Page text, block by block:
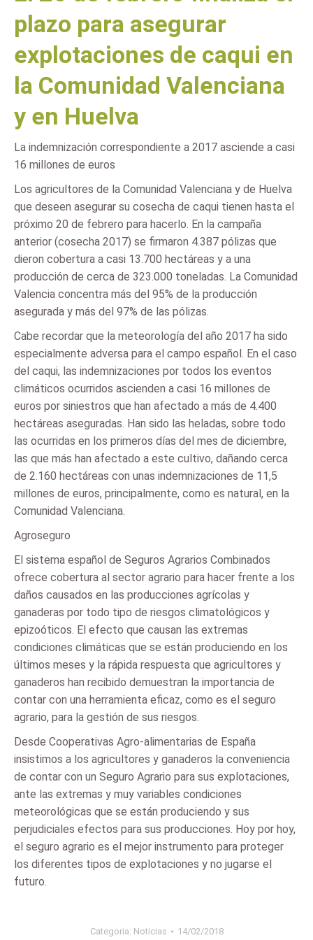
plazo para asegurar
explotaciones de caqui en
la Comunidad Valenciana
y en Huelva
La indemnización correspondiente a 2017 asciende a casi
16 millones de euros
Los agricultores de la Comunidad Valenciana y de Huelva
que deseen asegurar su cosecha de caqui tienen hasta el
próximo 20 de febrero para hacerlo. En la campaña
anterior (cosecha 2017) se firmaron 4.387 pólizas que
dieron cobertura a casi 13.700 hectáreas y a una
producción de cerca de 323.000 toneladas. La Comunidad
Valencia concentra más del 95% de la producción
asegurada y más del 97% de las pólizas.
Cabe recordar que la meteorología del año 2017 ha sido
especialmente adversa para el campo español. En el caso
del caqui, las indemnizaciones por todos los eventos
climáticos ocurridos ascienden a casi 16 millones de
euros por siniestros que han afectado a más de 4.400
hectáreas aseguradas. Han sido las heladas, sobre todo
las ocurridas en los primeros días del mes de diciembre,
las que más han afectado a este cultivo, dañando cerca
de 2.160 hectáreas con unas indemnizaciones de 11,5
millones de euros, principalmente, como es natural, en la
Comunidad Valenciana.
Agroseguro
El sistema español de Seguros Agrarios Combinados
ofrece cobertura al sector agrario para hacer frente a los
daños causados en las producciones agrícolas y
ganaderas por todo tipo de riesgos climatológicos y
epizoóticos. El efecto que causan las extremas
condiciones climáticas que se están produciendo en los
últimos meses y la rápida respuesta que agricultores y
ganaderos han recibido demuestran la importancia de
contar con una herramienta eficaz, como es el seguro
agrario, para la gestión de sus riesgos.
Desde Cooperativas Agro-alimentarias de España
insistimos a los agricultores y ganaderos la conveniencia
de contar con un Seguro Agrario para sus explotaciones,
ante las extremas y muy variables condiciones
meteorológicas que se están produciendo y sus
perjudiciales efectos para sus producciones. Hoy por hoy,
el seguro agrario es el mejor instrumento para proteger
los diferentes tipos de explotaciones y no jugarse el
futuro.
Categoria: Noticias 14/02/2018